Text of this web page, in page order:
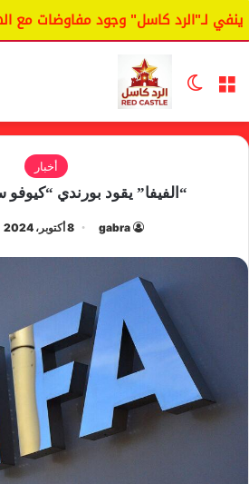
لـ"الرد كاسل" وجود مفاوضات مع
القائمة الوضع المظلم
أخبار
“الفيفا” يقود بورندي
gabra 8 أكتوبر، 2024